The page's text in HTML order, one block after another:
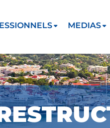
MEDIAS